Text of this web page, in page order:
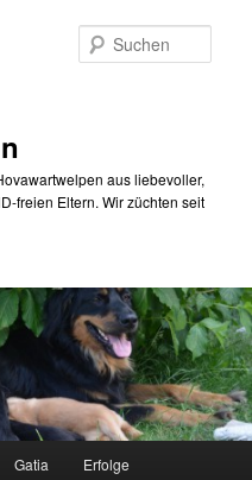
aus liebevoller,
freien Eltern. Wir züchten seit
Gatia Erfolge